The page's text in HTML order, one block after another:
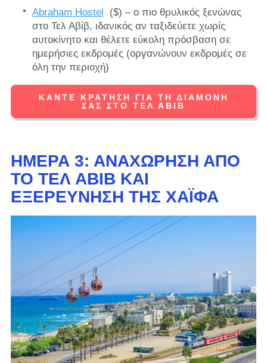
Abraham Hostel ($) – ο πιο θρυλικός ξενώνας
στο Τελ Αβίβ, ιδανικός αν ταξιδεύετε χωρίς
αυτοκίνητο και θέλετε εύκολη πρόσβαση σε
ημερήσιες εκδρομές (οργανώνουν εκδρομές σε
όλη την περιοχή)
ΚΆΝΤΕ ΚΡΆΤΗΣΗ ΓΙΑ ΤΗ ΔΙΑΜΟΝΉ
ΣΑΣ ΣΤΟ ΤΕΛ ΑΒΊΒ
ΗΜΈΡΑ 3: ΑΝΑΧΏΡΗΣΗ ΑΠΌ
ΤΟ ΤΕΛ ΑΒΊΒ ΚΑΙ
ΕΞΕΡΕΎΝΗΣΗ ΤΗΣ ΧΆΙΦΑ